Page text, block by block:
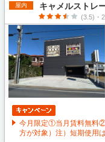
屋内 キャメルストレ
(3.5)・
今月限定①当月賃料無料
方が対象）注）短期使用